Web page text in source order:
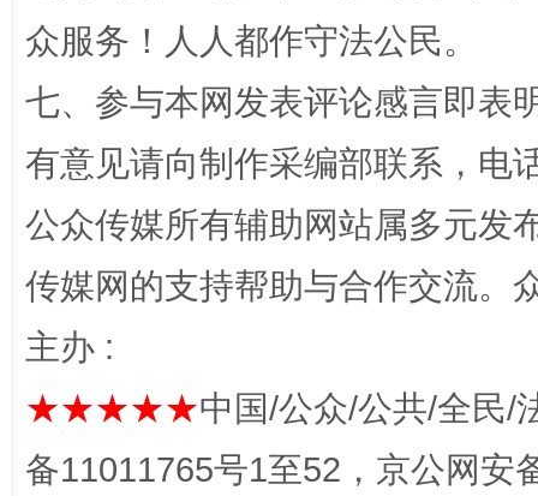
千年窑火 生生不息 一
揭开“小金库”的免责幌子
众服务！人人都作守法公民。
七、参与本网发表评论感言即表
有意见请向制作采编部联系，电
公众传媒所有辅助网站属多元发
传媒网的支持帮助与合作交流。
主办 :
★★★★★中国/公众/公共/全民/
备11011765号1至52，京公网安